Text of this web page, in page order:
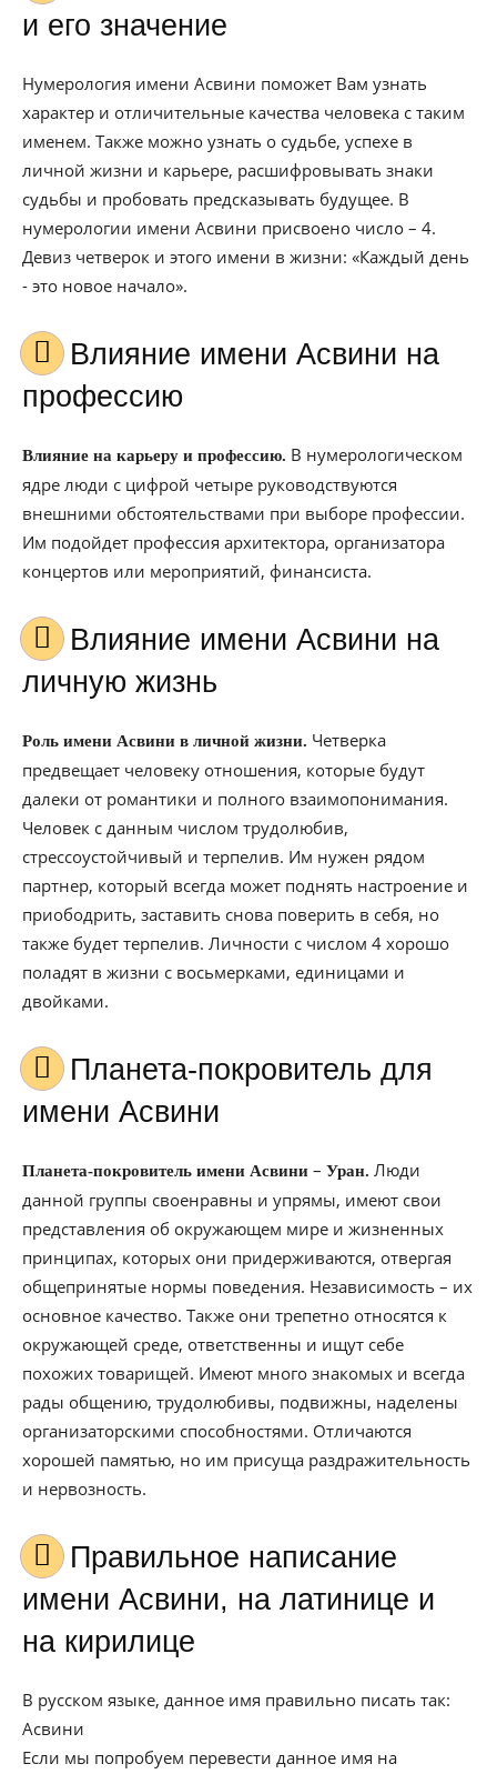
и его значение
Нумерология имени Асвини поможет Вам узнать
характер и отличительные качества человека с таким
именем. Также можно узнать о судьбе, успехе в
личной жизни и карьере, расшифровывать знаки
судьбы и пробовать предсказывать будущее. В
нумерологии имени Асвини присвоено число – 4.
Девиз четверок и этого имени в жизни: «Каждый день
- это новое начало».
Влияние имени Асвини на
профессию
Влияние на карьеру и профессию. В нумерологическом
ядре люди с цифрой четыре руководствуются
внешними обстоятельствами при выборе профессии.
Им подойдет профессия архитектора, организатора
концертов или мероприятий, финансиста.
Влияние имени Асвини на
личную жизнь
Роль имени Асвини в личной жизни. Четверка
предвещает человеку отношения, которые будут
далеки от романтики и полного взаимопонимания.
Человек с данным числом трудолюбив,
стрессоустойчивый и терпелив. Им нужен рядом
партнер, который всегда может поднять настроение и
приободрить, заставить снова поверить в себя, но
также будет терпелив. Личности с числом 4 хорошо
поладят в жизни с восьмерками, единицами и
двойками.
Планета-покровитель для
имени Асвини
Планета-покровитель имени Асвини – Уран. Люди
данной группы своенравны и упрямы, имеют свои
представления об окружающем мире и жизненных
принципах, которых они придерживаются, отвергая
общепринятые нормы поведения. Независимость – их
основное качество. Также они трепетно относятся к
окружающей среде, ответственны и ищут себе
похожих товарищей. Имеют много знакомых и всегда
рады общению, трудолюбивы, подвижны, наделены
организаторскими способностями. Отличаются
хорошей памятью, но им присуща раздражительность
и нервозность.
Правильное написание
имени Асвини, на латинице и
на кирилице
В русском языке, данное имя правильно писать так:
Асвини
Если мы попробуем перевести данное имя на